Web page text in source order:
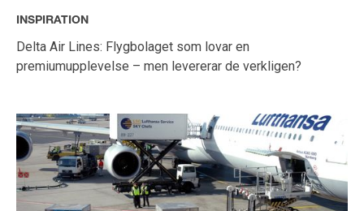
INSPIRATION
Delta Air Lines: Flygbolaget som lovar en
premiumupplevelse – men levererar de verkligen?